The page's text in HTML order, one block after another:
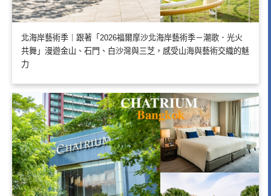
北海岸藝術季｜跟著「2026福爾摩沙北海岸藝術季－潮歌．光火
共舞」漫遊金山、石門、白沙灣與三芝，感受山海與藝術交織的魅
力